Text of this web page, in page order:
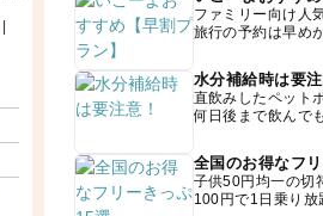
ファミリー向け人
旅行の予約は早め
水分補給時は要注
直飲みしたペット
何日後まで飲んで
全国のお得なフ
子供50円均一の切
100円で1日乗り放